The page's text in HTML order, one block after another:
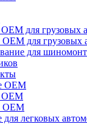
для грузовых
ОЕМ для грузовых
для
ОЕМ
ОЕМ
ОЕМ
легковых